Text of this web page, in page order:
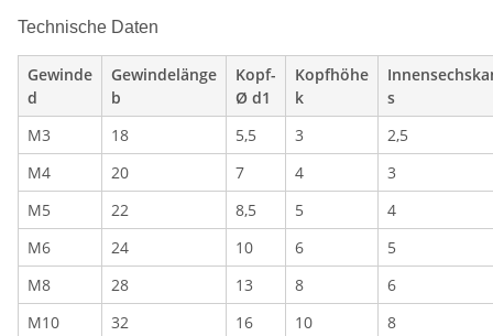
Technische Daten
Gewinde
d
Gewindelänge
b
Kopf-
Ø d1
Kopfhöhe
k
s
M3
18 5,5 3
2,5
M4
20 7 4
3
M5
22 8,5 5
4
M6
24 10 6
5
M8
28 13 8
6
M10
32 16 10
8